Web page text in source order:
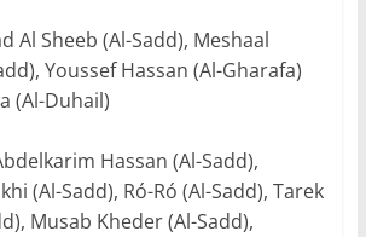
Al Sheeb (Al-Sadd), Meshaal
Youssef Hassan (Al-Gharafa)
(Al-Duhail)
Hassan (Al-Sadd),
(Al-Sadd), Ró-Ró (Al-Sadd), Tarek
Musab Kheder (Al-Sadd),